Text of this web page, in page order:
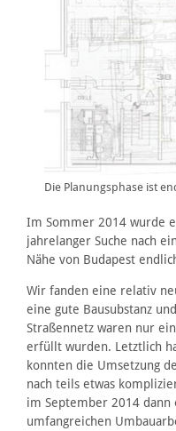
Die Planungsphase ist
Im Sommer 2014 wurde
jahrelanger Suche nach
Nähe von Budapest
Wir fanden eine relativ
eine gute Bausubstanz
Straßennetz waren nur
erfüllt wurden. Letztlich
konnten die Umsetzung
nach teils etwas
im September 2014 dann
umfangreichen